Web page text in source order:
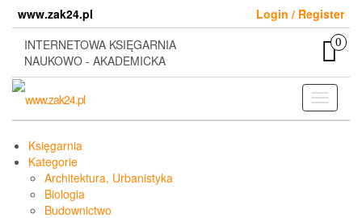
content
www.zak24.pl
Login / Register
INTERNETOWA KSIĘGARNIA
NAUKOWO - AKADEMICKA
0
Toggle
Księgarnia
Kategorie
Architektura, Urbanistyka
Biologia
Budownictwo